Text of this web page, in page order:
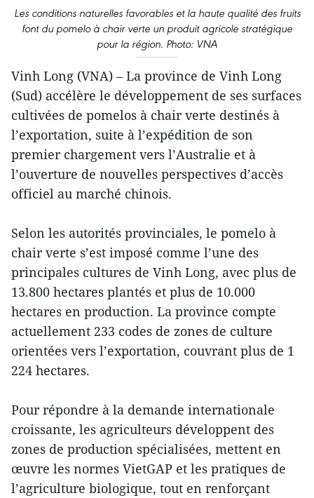
Les conditions naturelles favorables et la haute qualité des fruits
font du pomelo à chair verte un produit agricole stratégique
pour la région. Photo: VNA
Vinh Long (VNA) – La province de Vinh Long
(Sud) accélère le développement de ses surfaces
cultivées de pomelos à chair verte destinés à
l’exportation, suite à l’expédition de son
premier chargement vers l’Australie et à
l’ouverture de nouvelles perspectives d’accès
officiel au marché chinois.
Selon les autorités provinciales, le pomelo à
chair verte s’est imposé comme l’une des
principales cultures de Vinh Long, avec plus de
13.800 hectares plantés et plus de 10.000
hectares en production. La province compte
actuellement 233 codes de zones de culture
orientées vers l’exportation, couvrant plus de 1
224 hectares.
Pour répondre à la demande internationale
croissante, les agriculteurs développent des
zones de production spécialisées, mettent en
œuvre les normes VietGAP et les pratiques de
l’agriculture biologique, tout en renforçant